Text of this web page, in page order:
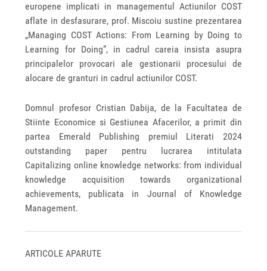
europene implicati in managementul Actiunilor COST
aflate in desfasurare, prof. Miscoiu sustine prezentarea
„Managing COST Actions: From Learning by Doing to
Learning for Doing”, in cadrul careia insista asupra
principalelor provocari ale gestionarii procesului de
alocare de granturi in cadrul actiunilor COST.
Domnul profesor Cristian Dabija, de la Facultatea de
Stiinte Economice si Gestiunea Afacerilor, a primit din
partea Emerald Publishing premiul Literati 2024
outstanding paper pentru lucrarea intitulata
Capitalizing online knowledge networks: from individual
knowledge acquisition towards organizational
achievements, publicata in Journal of Knowledge
Management.
ARTICOLE APARUTE